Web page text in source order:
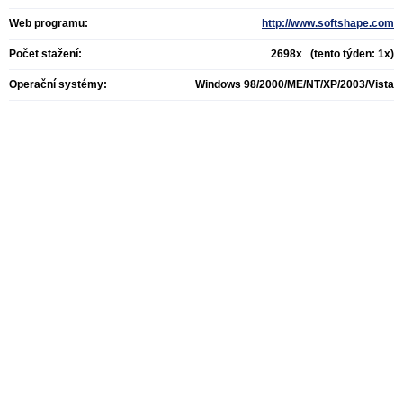
Web programu: http://www.softshape.com
Počet stažení: 2698x (tento týden: 1x)
Operační systémy: Windows 98/2000/ME/NT/XP/2003/Vista